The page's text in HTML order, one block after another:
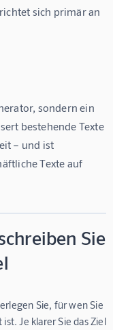
sich primär an
sondern ein
bestehende Texte
– und ist
Texte auf
Sie
Sie, für wen Sie
Je klarer Sie das Ziel